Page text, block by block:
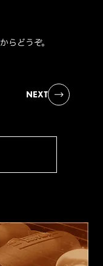
からどうぞ。
NEXT